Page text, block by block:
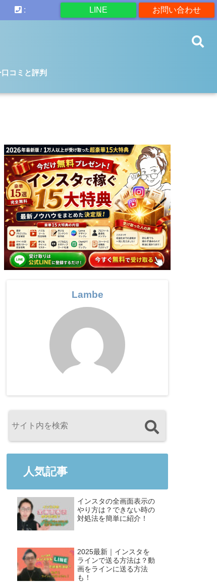
お問い合わせ
LINE
:
コミと評判
Lambe
人気記事
インスタの全画面表示の
やり方は？できない時の
対処法を簡単に紹介！
2025最新｜インスタを
ラインで送る方法は？動
画をラインに送る方法
も！